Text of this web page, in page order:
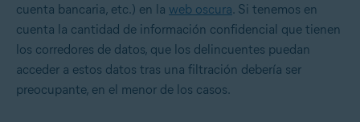
cuenta bancaria, etc.) en la web oscura. Si tenemos en
cuenta la cantidad de información confidencial que tienen
los corredores de datos, que los delincuentes puedan
acceder a estos datos tras una filtración debería ser
preocupante, en el menor de los casos.